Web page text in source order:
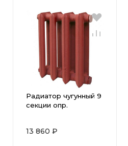
Радиатор чугунный 9
секции опр.
13 860 ₽